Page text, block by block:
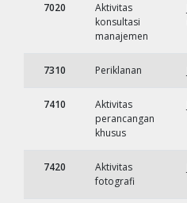
7020
Aktivitas
konsultasi
manajemen
7310 Periklanan
7410
Aktivitas
perancangan
khusus
7420
Aktivitas
fotografi